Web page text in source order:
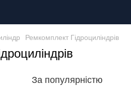
Ремкомплект Гідроциліндрів
За популярністю